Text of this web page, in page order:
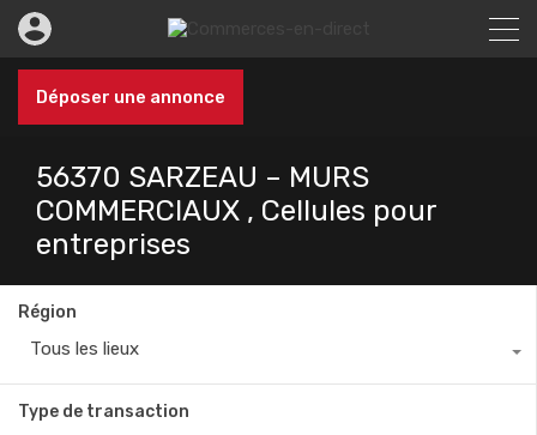
Déposer une annonce
56370 SARZEAU – MURS
COMMERCIAUX , Cellules pour
entreprises
Région
Tous les lieux
Type de transaction